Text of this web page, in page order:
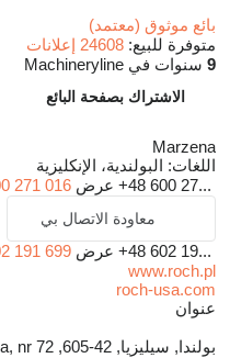
بائع موثوق (معتمد)
متوفرة للبيع: 24608 إعلانات
9 سنوات في Machineryline
الاشتراك بصفحة البائع
Marzena
اللغات: البولندية، الإنكليزية
+48 600 27... عرض 271 016
معاودة الاتصال بي
+48 602 19... عرض 191 699
www.roch.pl
roch-usa.com
عنوان
بولندا, سيليزيا, 42-605, Tarnowskie Góry, ul. Kopalniana, nr 72